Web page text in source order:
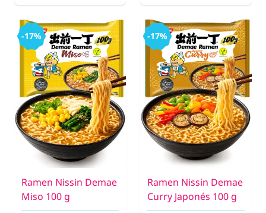
-17%
Ramen Nissin Demae
Miso 100 g
-17%
Ramen Nissin Demae
Curry Japonés 100 g